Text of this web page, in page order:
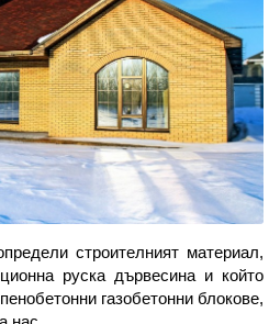
строителният материал,
руска дървесина и който
газобетонни блокове,